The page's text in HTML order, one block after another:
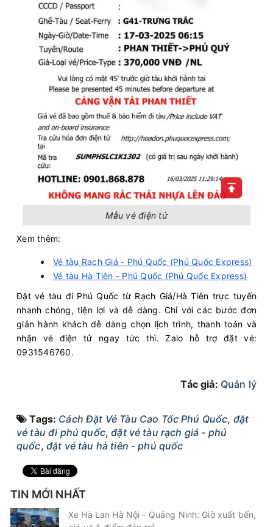
Mẫu vé điện tử
Xem thêm:
Vé tàu Rạch Giá - Phú Quốc (Phú Quốc Express)
Vé tàu Hà Tiên - Phú Quốc (Phú Quốc Express)
Đặt vé tàu đi Phú Quốc từ Rạch Giá/Hà Tiên trực tuyến
nhanh chóng, tiện lợi và dễ dàng. Chỉ với các bước đơn
giản hành khách dễ dàng chọn lịch trình, thanh toán và
nhận vé điện tử ngay tức thì. Zalo hỗ trợ đặt vé:
0931546760.
Tác giả: Quản lý
Tags: Cách Đặt Vé Tàu Cao Tốc Phú Quốc, đặt
vé tàu đi phú quốc,đặt vé tàu rạch giá - phú
quốc, đặt vé tàu hà tiên - phú quốc
TIN MỚI NHẤT
Xe Hà Lan Hà Nội - Quảng Ninh: Giờ xuất bến,